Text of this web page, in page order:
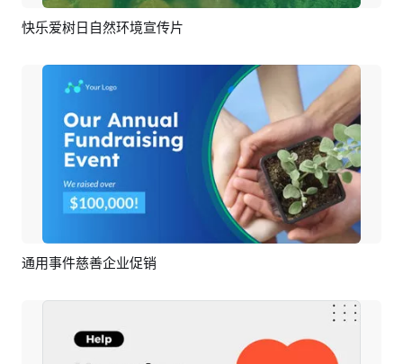
预览
快乐爱树日自然环境宣传片
预览
通用事件慈善企业促销